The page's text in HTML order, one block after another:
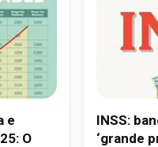
e
O
INSS:
‘grande